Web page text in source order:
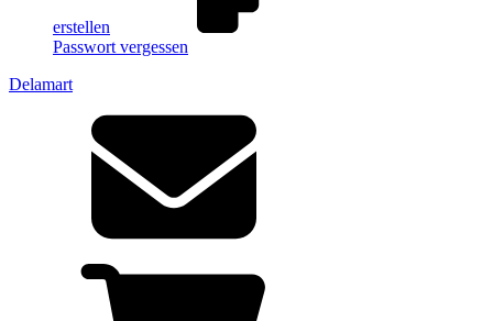
erstellen
Passwort vergessen
Delamart